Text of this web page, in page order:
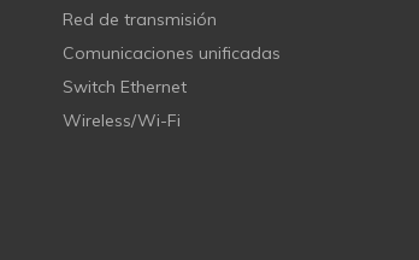
Red de transmisión
Comunicaciones unificadas
Switch Ethernet
Wireless/Wi-Fi